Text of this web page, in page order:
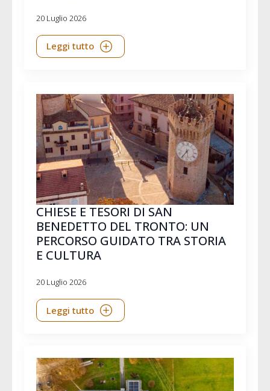
20 Luglio 2026
Leggi tutto
CHIESE E TESORI DI SAN
BENEDETTO DEL TRONTO: UN
PERCORSO GUIDATO TRA STORIA
E CULTURA
20 Luglio 2026
Leggi tutto